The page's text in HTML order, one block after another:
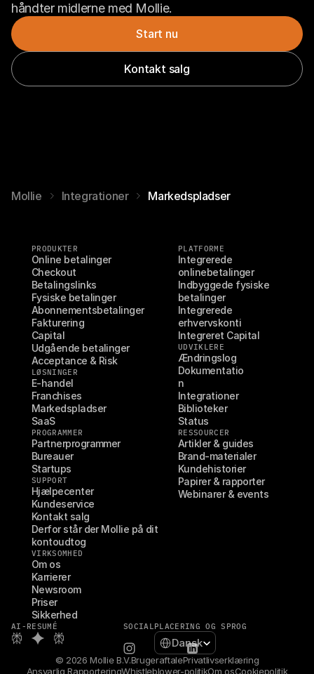
håndter midlerne med Mollie.
Start nu
Kontakt salg
Mollie Integrationer Markedspladser
PRODUKTER
Online betalinger
Checkout
Betalingslinks
Fysiske betalinger
Abonnementsbetalinger
Fakturering
Capital
Udgående betalinger
Acceptance & Risk
LØSNINGER
E-handel
Franchises
Markedspladser
SaaS
PROGRAMMER
Partnerprogrammer
Bureauer
Startups
SUPPORT
Hjælpecenter
Kundeservice
Kontakt salg
Derfor står der Mollie på dit
kontoudtog
VIRKSOMHED
Om os
Karrierer
Newsroom
Priser
Sikkerhed
PLATFORME
Integrerede
onlinebetalinger
Indbyggede fysiske
betalinger
Integrerede
erhvervskonti
Integreret Capital
UDVIKLERE
Ændringslog
Dokumentatio
n
Integrationer
Biblioteker
Status
RESSOURCER
Artikler & guides
Brand-materialer
Kundehistorier
Papirer & rapporter
Webinarer & events
AI-RESUMÉ SOCIALPLACERING OG SPROG
Select Language
Dansk
© 2026 Mollie B.V.BrugeraftalePrivatlivserklæring
Ansvarlig RapporteringWhistleblower-politikOm osCookiepolitik